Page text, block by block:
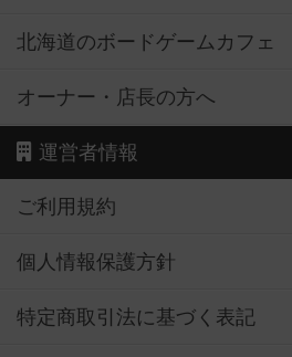
北海道のボードゲームカフェ
オーナー・店長の方へ
運営者情報
ご利用規約
個人情報保護方針
特定商取引法に基づく表記